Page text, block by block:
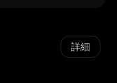
詳細